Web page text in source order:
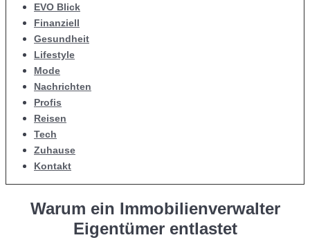
EVO Blick
Finanziell
Gesundheit
Lifestyle
Mode
Nachrichten
Profis
Reisen
Tech
Zuhause
Kontakt
Warum ein Immobilienverwalter
Eigentümer entlastet